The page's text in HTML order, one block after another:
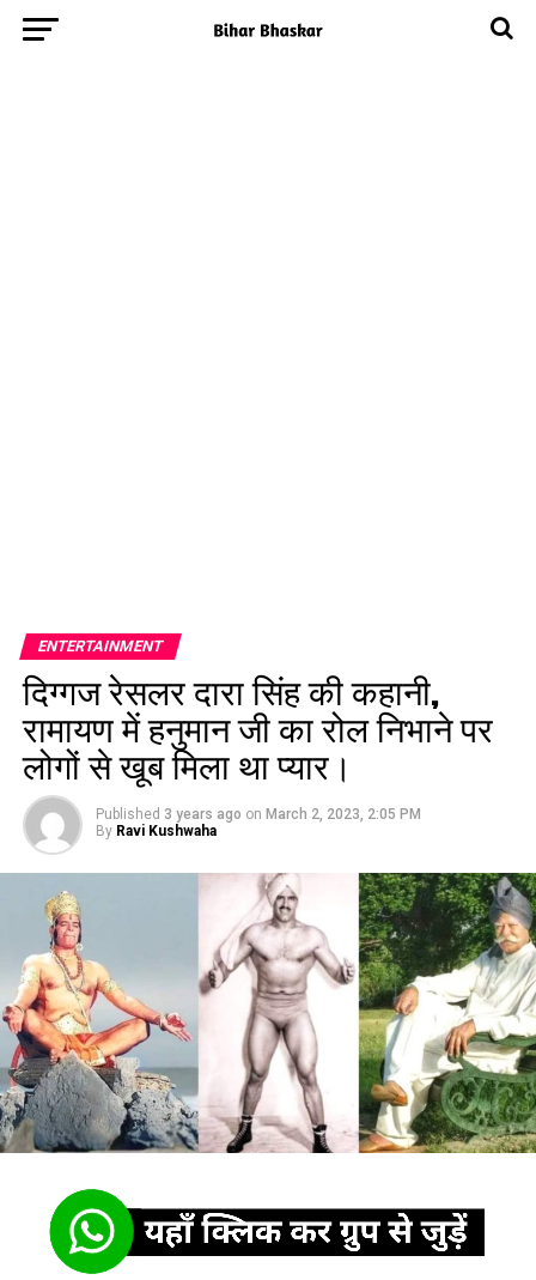
ENTERTAINMENT
दिग्गज रेसलर दारा सिंह की कहानी,
रामायण में हनुमान जी का रोल निभाने पर
लोगों से खूब मिला था प्यार।
Published 3 years ago on March 2, 2023, 2:05 PM
By Ravi Kushwaha